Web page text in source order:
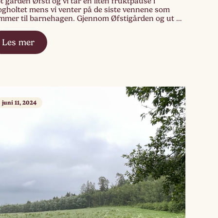
mens vi venter på de siste vennene som
til barnehagen. Gjennom Øfstigården og ut på
Spor av traktor. «Det e traktorspor her».
e det […]
Les mer
juni 11, 2024